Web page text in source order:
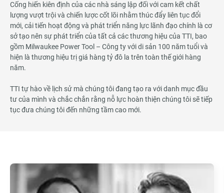
Cống hiến kiên định của các nhà sáng lập đối với cam kết chất
lượng vượt trội và chiến lược cốt lõi nhằm thúc đẩy liên tục đổi
mới, cải tiến hoạt động và phát triển năng lực lãnh đạo chính là cơ
sở tạo nên sự phát triển của tất cả các thương hiệu của TTI, bao
gồm Milwaukee Power Tool – Công ty với di sản 100 năm tuổi và
hiện là thương hiệu trị giá hàng tỷ đô la trên toàn thế giới hàng
năm.
TTI tự hào về lịch sử mà chúng tôi đang tạo ra với danh mục đầu
tư của mình và chắc chắn rằng nỗ lực hoàn thiện chúng tôi sẽ tiếp
tục đưa chúng tôi đến những tầm cao mới.